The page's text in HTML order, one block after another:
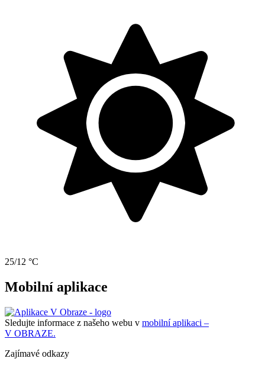
25/12 °C
Mobilní aplikace
Sledujte informace z našeho webu v mobilní aplikaci –
V OBRAZE.
Zajímavé odkazy